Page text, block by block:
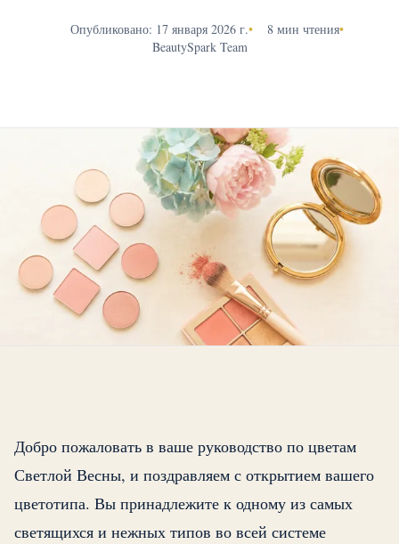
Опубликовано: 17 января 2026 г.• 8 мин чтения•
BeautySpark Team
Добро пожаловать в ваше руководство по цветам
Светлой Весны, и поздравляем с открытием вашего
цветотипа. Вы принадлежите к одному из самых
светящихся и нежных типов во всей системе